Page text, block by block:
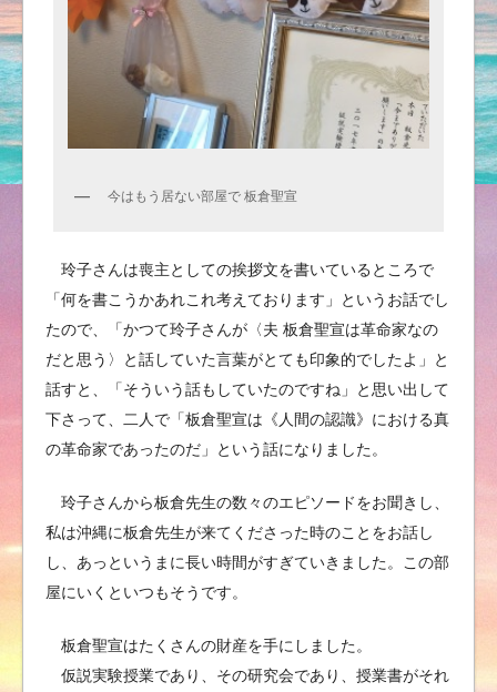
今はもう居ない部屋で 板倉聖宣
玲子さんは喪主としての挨拶文を書いているところで
「何を書こうかあれこれ考えております」というお話でし
たので、「かつて玲子さんが〈夫 板倉聖宣は革命家なの
だと思う〉と話していた言葉がとても印象的でしたよ」と
話すと、「そういう話もしていたのですね」と思い出して
下さって、二人で「板倉聖宣は《人間の認識》における真
の革命家であったのだ」という話になりました。
玲子さんから板倉先生の数々のエピソードをお聞きし、
私は沖縄に板倉先生が来てくださった時のことをお話し
し、あっというまに長い時間がすぎていきました。この部
屋にいくといつもそうです。
板倉聖宣はたくさんの財産を手にしました。
仮説実験授業であり、その研究会であり、授業書がそれ